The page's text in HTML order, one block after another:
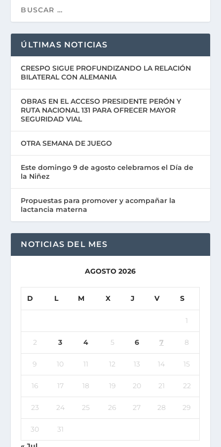
ÚLTIMAS NOTICIAS
CRESPO SIGUE PROFUNDIZANDO LA RELACIÓN
BILATERAL CON ALEMANIA
OBRAS EN EL ACCESO PRESIDENTE PERÓN Y
RUTA NACIONAL 131 PARA OFRECER MAYOR
SEGURIDAD VIAL
OTRA SEMANA DE JUEGO
Este domingo 9 de agosto celebramos el Día de
la Niñez
Propuestas para promover y acompañar la
lactancia materna
NOTICIAS DEL MES
AGOSTO 2026
D L M X J V S
1
2 3 4 5 6 7 8
9 10 11 12 13 14 15
16 17 18 19 20 21 22
23 24 25 26 27 28 29
30
31